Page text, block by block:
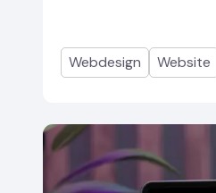
Webdesign Website